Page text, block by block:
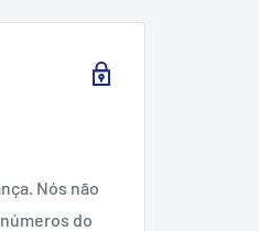
Nós não
do